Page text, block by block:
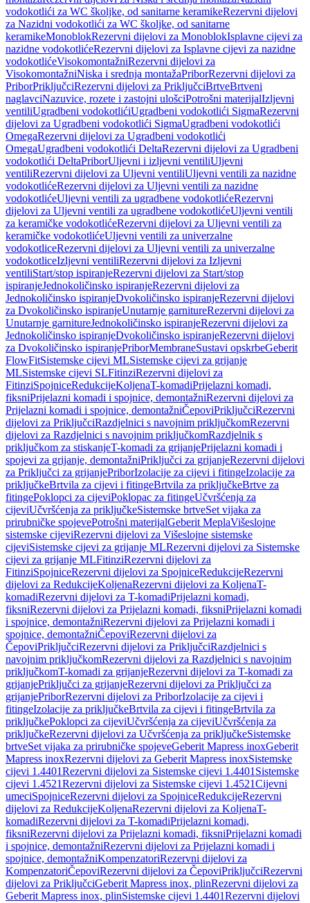
vodokotlići za WC školjke, od sanitarne keramikeRezervni dijelovi
za Nazidni vodokotlići za WC školjke, od sanitarne
keramikeMonoblokRezervni dijelovi za MonoblokIsplavne cijevi za
nazidne vodokotlićeRezervni dijelovi za Isplavne cijevi za nazidne
vodokotlićeVisokomontažniRezervni dijelovi za
VisokomontažniNiska i srednja montažaPriborRezervni dijelovi za
PriborPriključciRezervni dijelovi za PriključciBrtveBrtveni
naglavciNazuvice, rozete i zastojni ulošciPotrošni materijalIzljevni
ventiliUgradbeni vodokotlićiUgradbeni vodokotlići SigmaRezervni
dijelovi za Ugradbeni vodokotlići SigmaUgradbeni vodokotlići
OmegaRezervni dijelovi za Ugradbeni vodokotlići
OmegaUgradbeni vodokotlići DeltaRezervni dijelovi za Ugradbeni
vodokotlići DeltaPriborUljevni i izljevni ventiliUljevni
ventiliRezervni dijelovi za Uljevni ventiliUljevni ventili za nazidne
vodokotlićeRezervni dijelovi za Uljevni ventili za nazidne
vodokotlićeUljevni ventili za ugradbene vodokotlićeRezervni
dijelovi za Uljevni ventili za ugradbene vodokotlićeUljevni ventili
za keramičke vodokotlićeRezervni dijelovi za Uljevni ventili za
keramičke vodokotlićeUljevni ventili za univerzalne
vodokotliceRezervni dijelovi za Uljevni ventili za univerzalne
vodokotliceIzljevni ventiliRezervni dijelovi za Izljevni
ventiliStart/stop ispiranjeRezervni dijelovi za Start/stop
ispiranjeJednokoličinsko ispiranjeRezervni dijelovi za
Jednokoličinsko ispiranjeDvokoličinsko ispiranjeRezervni dijelovi
za Dvokoličinsko ispiranjeUnutarnje garnitureRezervni dijelovi za
Unutarnje garnitureJednokoličinsko ispiranjeRezervni dijelovi za
Jednokoličinsko ispiranjeDvokoličinsko ispiranjeRezervni dijelovi
za Dvokoličinsko ispiranjePriborMembraneSustavi opskrbeGeberit
FlowFitSistemske cijevi MLSistemske cijevi za grijanje
MLSistemske cijevi SLFitinziRezervni dijelovi za
FitinziSpojniceRedukcijeKoljenaT-komadiPrijelazni komadi,
fiksniPrijelazni komadi i spojnice, demontažniRezervni dijelovi za
Prijelazni komadi i spojnice, demontažniČepoviPriključciRezervni
dijelovi za PriključciRazdjelnici s navojnim priključkomRezervni
dijelovi za Razdjelnici s navojnim priključkomRazdjelnik s
priključkom za stiskanjeT-komadi za grijanjePrijelazni komadi i
spojevi za grijanje, demontažniPriključci za grijanjeRezervni dijelovi
za Priključci za grijanjePriborIzolacije za cijevi i fitingeIzolacije za
priključkeBrtvila za cijevi i fitingeBrtvila za priključkeBrtve za
fitingePoklopci za cijeviPoklopac za fitingeUčvršćenja za
cijeviUčvršćenja za priključkeSistemske brtveSet vijaka za
prirubničke spojevePotrošni materijalGeberit MeplaVišeslojne
sistemske cijeviRezervni dijelovi za Višeslojne sistemske
cijeviSistemske cijevi za grijanje MLRezervni dijelovi za Sistemske
cijevi za grijanje MLFitinziRezervni dijelovi za
FitinziSpojniceRezervni dijelovi za SpojniceRedukcijeRezervni
dijelovi za RedukcijeKoljenaRezervni dijelovi za KoljenaT-
komadiRezervni dijelovi za T-komadiPrijelazni komadi,
fiksniRezervni dijelovi za Prijelazni komadi, fiksniPrijelazni komadi
i spojnice, demontažniRezervni dijelovi za Prijelazni komadi i
spojnice, demontažniČepoviRezervni dijelovi za
ČepoviPriključciRezervni dijelovi za PriključciRazdjelnici s
navojnim priključkomRezervni dijelovi za Razdjelnici s navojnim
priključkomT-komadi za grijanjeRezervni dijelovi za T-komadi za
grijanjePriključci za grijanjeRezervni dijelovi za Priključci za
grijanjePriborRezervni dijelovi za PriborIzolacije za cijevi i
fitingeIzolacije za priključkeBrtvila za cijevi i fitingeBrtvila za
priključkePoklopci za cijeviUčvršćenja za cijeviUčvršćenja za
priključkeRezervni dijelovi za Učvršćenja za priključkeSistemske
brtveSet vijaka za prirubničke spojeveGeberit Mapress inoxGeberit
Mapress inoxRezervni dijelovi za Geberit Mapress inoxSistemske
cijevi 1.4401Rezervni dijelovi za Sistemske cijevi 1.4401 Sistemske
cijevi 1.4521Rezervni dijelovi za Sistemske cijevi 1.4521Cijevni
umeciSpojniceRezervni dijelovi za SpojniceRedukcijeRezervni
dijelovi za RedukcijeKoljenaRezervni dijelovi za KoljenaT-
komadiRezervni dijelovi za T-komadiPrijelazni komadi,
fiksniRezervni dijelovi za Prijelazni komadi, fiksniPrijelazni komadi
i spojnice, demontažniRezervni dijelovi za Prijelazni komadi i
spojnice, demontažniKompenzatoriRezervni dijelovi za
KompenzatoriČepoviRezervni dijelovi za ČepoviPriključciRezervni
dijelovi za PriključciGeberit Mapress inox, plinRezervni dijelovi za
Geberit Mapress inox, plinSistemske cijevi 1.4401Rezervni dijelovi